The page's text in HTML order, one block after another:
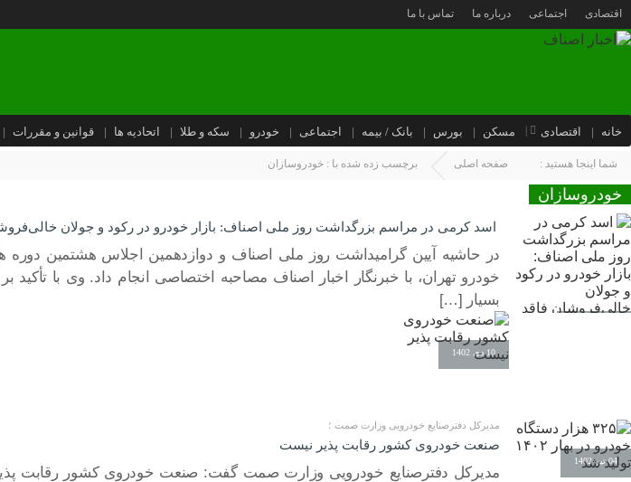
اقتصادی اجتماعی درباره ما تماس با ما
خانه اقتصادی مسکن بورس بانک / بیمه اجتماعی خودرو سکه و طلا اتحادیه ها قوانین و مقررات
شما اینجا هستید : صفحه اصلی برچسب زده شده با : خودروسازان
خودروسازان
اسد کرمی در مراسم بزرگداشت روز ملی اصناف: بازار خودرو در رکود و جولان
در حاشیه آیین گرامیداشت روز ملی اصناف و دوازدهمین اجلاس هشتمین دوره
خودرو تهران، با خبرنگار اخبار اصناف مصاحبه اختصاصی انجام داد. وی با
بسیار […]
10 دی 1402
مدیرکل دفترصنایع خودرویی وزارت صمت ؛
صنعت خودروی کشور رقابت پذیر نیست
مدیرکل دفترصنایع خودرویی وزارت صمت گفت: صنعت خودروی کشور رقابت
04 تیر 1402